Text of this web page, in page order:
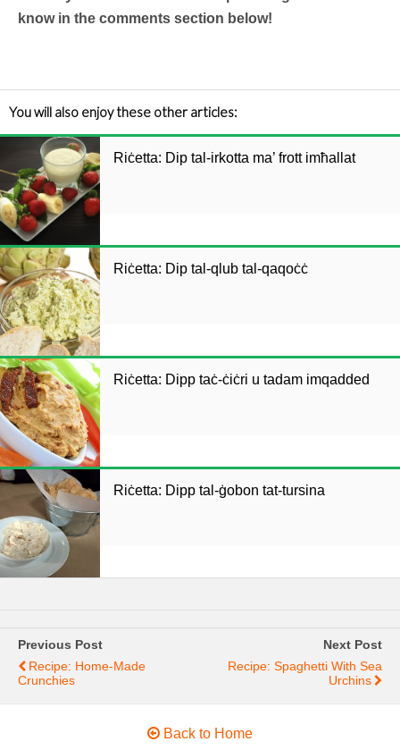
know in the comments section below!
You will also enjoy these other articles:
Riċetta: Dip tal-irkotta ma’ frott imħallat
Riċetta: Dip tal-qlub tal-qaqoċċ
Riċetta: Dipp taċ-ċiċri u tadam imqadded
Riċetta: Dipp tal-ġobon tat-tursina
Previous Post
Recipe: Home-Made
Crunchies
Next Post
Recipe: Spaghetti With Sea
Urchins
Back to Home